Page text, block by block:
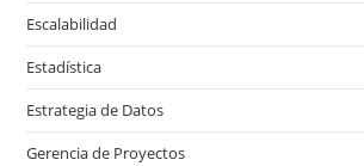
Escalabilidad
Estadística
Estrategia de Datos
Gerencia de Proyectos